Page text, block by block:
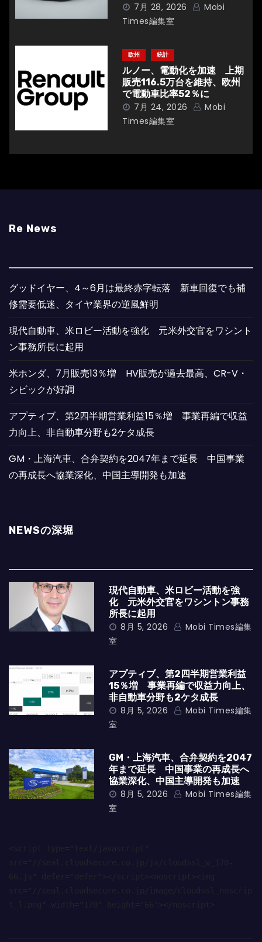
7月 28, 2026
Mobi
Times編集室
欧州 統計
ルノー、電動化を加速 上期
販売116.5万台を維持、欧州
で電動車比率52％に
7月 24, 2026
Mobi
Times編集室
Re News
グッドイヤー、4～6月は最終赤字転落 新車回復でも補
修需要低迷、タイヤ業界の逆風鮮明
現代自動車、米ロビー活動を強化 元米外交官をワシント
ン事務所長に起用
米ホンダ、7月販売13％増 HV販売が過去最高、CR-V・
シビックが好調
アプティブ、第2四半期営業利益15％増 事業再編で収益
力向上、非自動車分野も2ケタ成長
GM・上海汽車、合弁契約を2047年まで延長 中国事業
の再成長へ協業深化、中国主導開発も加速
NEWSの深堀
現代自動車、米ロビー活動を強
化 元米外交官をワシントン事務
所長に起用
8月 5, 2026
Mobi Times編集
室
アプティブ、第2四半期営業利益
15％増 事業再編で収益力向上、
非自動車分野も2ケタ成長
8月 5, 2026
Mobi Times編集
室
GM・上海汽車、合弁契約を2047
年まで延長 中国事業の再成長へ
協業深化、中国主導開発も加速
8月 5, 2026
Mobi Times編集
室